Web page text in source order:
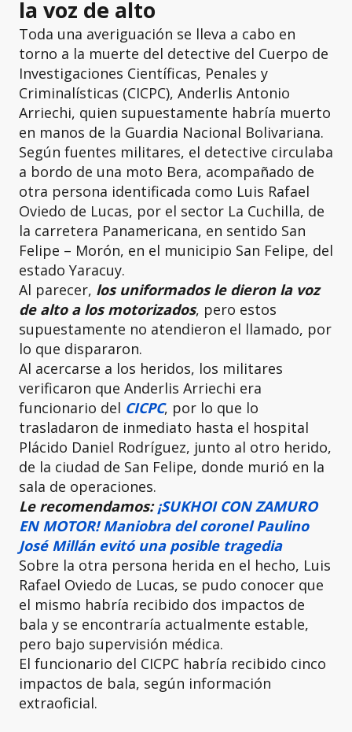
la voz de alto
Toda una averiguación se lleva a cabo en
torno a la muerte del detective del Cuerpo de
Investigaciones Científicas, Penales y
Criminalísticas (CICPC), Anderlis Antonio
Arriechi, quien supuestamente habría muerto
en manos de la Guardia Nacional Bolivariana.
Según fuentes militares, el detective circulaba
a bordo de una moto Bera, acompañado de
otra persona identificada como Luis Rafael
Oviedo de Lucas, por el sector La Cuchilla, de
la carretera Panamericana, en sentido San
Felipe – Morón, en el municipio San Felipe, del
estado Yaracuy.
Al parecer, los uniformados le dieron la voz
de alto a los motorizados, pero estos
supuestamente no atendieron el llamado, por
lo que dispararon.
Al acercarse a los heridos, los militares
verificaron que Anderlis Arriechi era
funcionario del CICPC, por lo que lo
trasladaron de inmediato hasta el hospital
Plácido Daniel Rodríguez, junto al otro herido,
de la ciudad de San Felipe, donde murió en la
sala de operaciones.
Le recomendamos: ¡SUKHOI CON ZAMURO
EN MOTOR! Maniobra del coronel Paulino
José Millán evitó una posible tragedia
Sobre la otra persona herida en el hecho, Luis
Rafael Oviedo de Lucas, se pudo conocer que
el mismo habría recibido dos impactos de
bala y se encontraría actualmente estable,
pero bajo supervisión médica.
El funcionario del CICPC habría recibido cinco
impactos de bala, según información
extraoficial.